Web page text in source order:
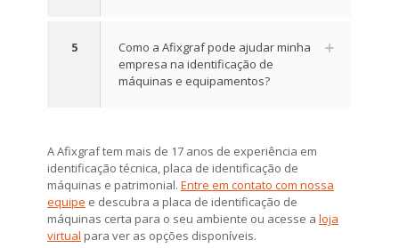
5
Como a Afixgraf pode ajudar minha
empresa na identificação de
máquinas e equipamentos?
A Afixgraf tem mais de 17 anos de experiência em
identificação técnica, placa de identificação de
máquinas e patrimonial. Entre em contato com nossa
equipe e descubra a placa de identificação de
máquinas certa para o seu ambiente ou acesse a loja
virtual para ver as opções disponíveis.